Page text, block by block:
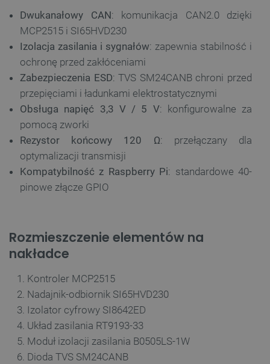
Dwukanałowy CAN: komunikacja CAN2.0 dzięki
MCP2515 i SI65HVD230
Izolacja zasilania i sygnałów: zapewnia stabilność i
ochronę przed zakłóceniami
Zabezpieczenia ESD: TVS SM24CANB chroni przed
przepięciami i ładunkami elektrostatycznymi
Obsługa napięć 3,3 V / 5 V: konfigurowalne za
pomocą zworki
Rezystor końcowy 120 Ω: przełączany dla
optymalizacji transmisji
Kompatybilność z Raspberry Pi: standardowe 40-
pinowe złącze GPIO
Rozmieszczenie elementów na
nakładce
Kontroler MCP2515
Nadajnik-odbiornik SI65HVD230
Izolator cyfrowy SI8642ED
Układ zasilania RT9193-33
Moduł izolacji zasilania B0505LS-1W
Dioda TVS SM24CANB